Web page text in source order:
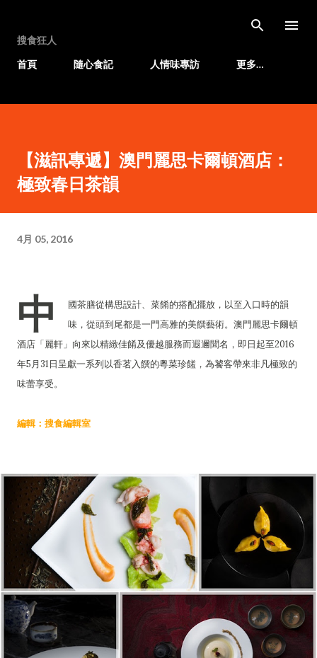
搜食狂人
首頁
隨心食記 人情味專訪 更多…
【滋訊專遞】澳門麗思卡爾頓酒店：
極致春日茶韻
4月 05, 2016
中
國茶膳從構思設計、菜餚的搭配擺放，以至入口時的韻
味，從頭到尾都是一門高雅的美饌藝術。澳門麗思卡爾頓
酒店「麗軒」向來以精緻佳餚及優越服務而遐邇聞名，即日起至2016
年5月31日呈獻一系列以香茗入饌的粵菜珍饈，為饕客帶來非凡極致的
味蕾享受。
編輯：搜食編輯室